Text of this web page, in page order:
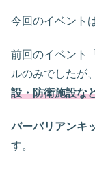
今回のイベント
前回のイベント
ルのみでしたが
設・防衛施設な
バーバリアンキ
す。